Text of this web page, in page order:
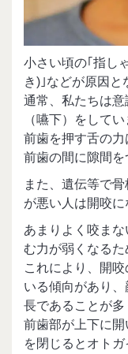
小さい頃の｢指し
き)｣などが原因と
通常、私たちは
（嚥下）をして
前歯を押す舌の
前歯の間に隙間を
また、遺伝等で
が悪い人は開咬に
あまりよく咬ま
む力が弱くなるた
これにより、開
いる傾向があり
長であることが多
前歯部が上下に
を閉じるとオト